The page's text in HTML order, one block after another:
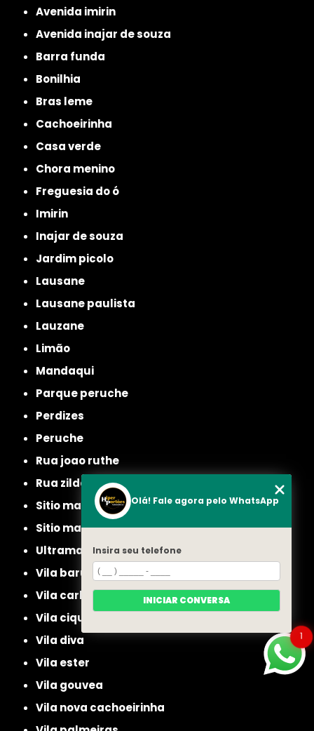
avenida imirin
avenida inajar de souza
barra funda
bonilhia
bras leme
cachoeirinha
casa verde
chora menino
freguesia do ó
imirin
inajar de souza
jardim picolo
lausane
lausane paulista
lauzane
limão
mandaqui
parque peruche
perdizes
peruche
rua joao ruthe
rua zilda
sitio manda aqui
sitio mandaqui
ultramarino
vila baruel
vila carbone
vila ciqueira
vila diva
vila ester
vila gouvea
vila nova cachoeirinha
1
Olá! Fale agora pelo WhatsApp
Insira seu telefone
INICIAR CONVERSA